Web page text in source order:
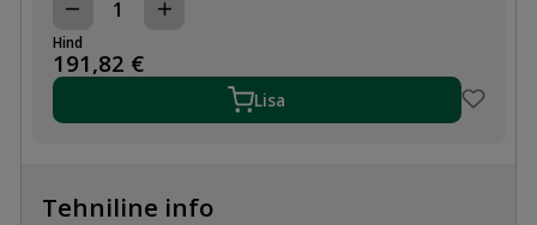
KOLLEKTORI
PAAR
10,
1"-3/4"
ROTOMEETRIGA
Hind
191,82 €
Lisa
Tehniline info